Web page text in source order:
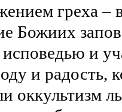
греха –
Божиих
и
и радость,
оккультизм